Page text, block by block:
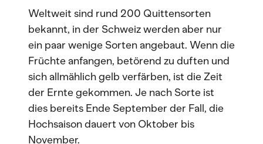
Weltweit sind rund 200 Quittensorten
bekannt, in der Schweiz werden aber nur
ein paar wenige Sorten angebaut. Wenn die
Früchte anfangen, betörend zu duften und
sich allmählich gelb verfärben, ist die Zeit
der Ernte gekommen. Je nach Sorte ist
dies bereits Ende September der Fall, die
Hochsaison dauert von Oktober bis
November.